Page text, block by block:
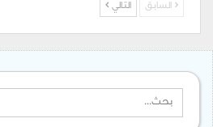
السابق التالي